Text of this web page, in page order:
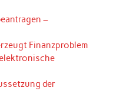
–
Finanzproblem
der